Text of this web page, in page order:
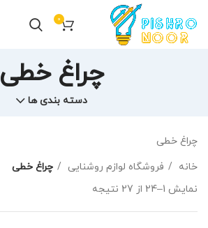
0
چراغ خطی
دسته بندی ها
چراغ خطی
خانه
فروشگاه لوازم روشنایی
چراغ خطی
نمایش 1–24 از 27 نتیجه